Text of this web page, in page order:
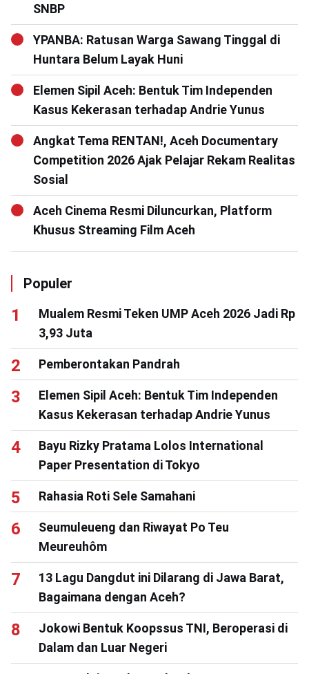
SNBP
YPANBA: Ratusan Warga Sawang Tinggal di
Huntara Belum Layak Huni
Elemen Sipil Aceh: Bentuk Tim Independen
Kasus Kekerasan terhadap Andrie Yunus
Angkat Tema RENTAN!, Aceh Documentary
Competition 2026 Ajak Pelajar Rekam Realitas
Sosial
Aceh Cinema Resmi Diluncurkan, Platform
Khusus Streaming Film Aceh
Populer
Mualem Resmi Teken UMP Aceh 2026 Jadi Rp
3,93 Juta
Pemberontakan Pandrah
Elemen Sipil Aceh: Bentuk Tim Independen
Kasus Kekerasan terhadap Andrie Yunus
Bayu Rizky Pratama Lolos International
Paper Presentation di Tokyo
Rahasia Roti Sele Samahani
Seumuleueng dan Riwayat Po Teu
Meureuhôm
13 Lagu Dangdut ini Dilarang di Jawa Barat,
Bagaimana dengan Aceh?
Jokowi Bentuk Koopssus TNI, Beroperasi di
Dalam dan Luar Negeri